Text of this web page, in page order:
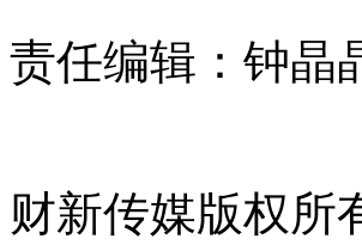
责任编辑：钟晶
财新传媒版权所